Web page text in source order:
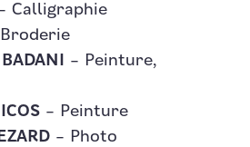
Calligraphie
– Peinture,
– Peinture
– Photo